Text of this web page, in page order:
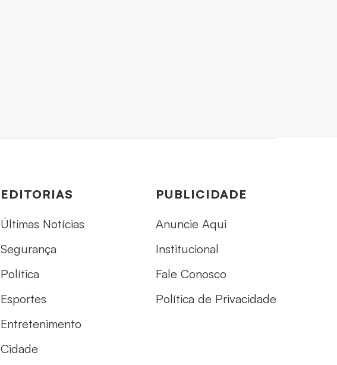
EDITORIAS
Últimas Notícias
Segurança
Política
Esportes
Entretenimento
Cidade
PUBLICIDADE
Anuncie Aqui
Institucional
Fale Conosco
Política de Privacidade